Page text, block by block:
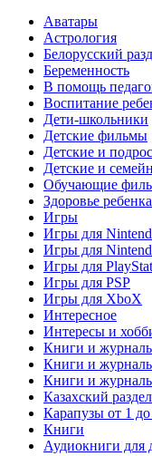
Аватары
Астрология
Белорусский
Беременность
В помощь
Воспитание
Дети-школьники
Детские фильмы
Детские и
Детские и
Обучающие
Здоровье ребенка
Игры
Игры для
Игры для
Игры для
Игры для PSP
Игры для XboX
Интересное
Интересы и
Книги и
Книги и
Книги и
Казахский раздел
Карапузы от 1 до
Книги
Аудиокниги для